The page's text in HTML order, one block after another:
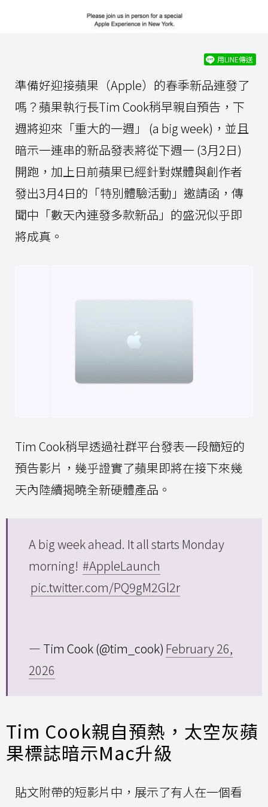
用LINE傳送
準備好迎接蘋果（Apple）的春季新品連發了
嗎？蘋果執行長Tim Cook稍早親自預告，下
週將迎來「重大的一週」 (a big week)，並且
暗示一連串的新品發表將從下週一 (3月2日)
開跑，加上日前蘋果已經針對媒體與創作者
發出3月4日的「特別體驗活動」邀請函，傳
聞中「數天內連發多款新品」的盛況似乎即
將成真。
Tim Cook稍早透過社群平台發表一段簡短的
預告影片，幾乎證實了蘋果即將在接下來幾
天內陸續揭曉全新硬體產品。
A big week ahead. It all starts Monday
morning! #AppleLaunch
pic.twitter.com/PQ9gM2Gl2r
— Tim Cook (@tim_cook) February 26,
2026
Tim Cook親自預熱，太空灰蘋
果標誌暗示Mac升級
貼文附帶的短影片中，展示了有人在一個看